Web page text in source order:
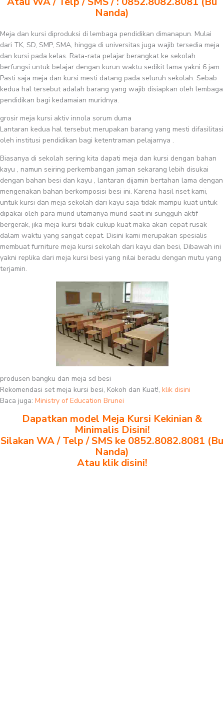
Nanda)
Meja dan kursi diproduksi di lembaga pendidikan dimanapun. Mulai
dari TK, SD, SMP, SMA, hingga di universitas juga wajib tersedia meja
dan kursi pada kelas. Rata-rata pelajar berangkat ke sekolah
berfungsi untuk belajar dengan kurun waktu sedikit lama yakni 6 jam.
Pasti saja meja dan kursi mesti datang pada seluruh sekolah. Sebab
kedua hal tersebut adalah barang yang wajib disiapkan oleh lembaga
pendidikan bagi kedamaian muridnya.
grosir meja kursi aktiv innola sorum duma
Lantaran kedua hal tersebut merupakan barang yang mesti difasilitasi
oleh institusi pendidikan bagi ketentraman pelajarnya .
Biasanya di sekolah sering kita dapati meja dan kursi dengan bahan
kayu , namun seiring perkembangan jaman sekarang lebih disukai
dengan bahan besi dan kayu , lantaran dijamin bertahan lama dengan
mengenakan bahan berkomposisi besi ini. Karena hasil riset kami,
untuk kursi dan meja sekolah dari kayu saja tidak mampu kuat untuk
dipakai oleh para murid utamanya murid saat ini sungguh aktif
bergerak, jika meja kursi tidak cukup kuat maka akan cepat rusak
dalam waktu yang sangat cepat. Disini kami merupakan spesialis
membuat furniture meja kursi sekolah dari kayu dan besi, Dibawah ini
yakni replika dari meja kursi besi yang nilai beradu dengan mutu yang
terjamin.
produsen bangku dan meja sd besi
Rekomendasi set meja kursi besi, Kokoh dan Kuat!, klik disini
Baca juga: Ministry of Education Brunei
Dapatkan model Meja Kursi Kekinian &
Minimalis Disini!
Silakan WA / Telp / SMS ke 0852.8082.8081 (Bu
Nanda)
Atau klik disini!